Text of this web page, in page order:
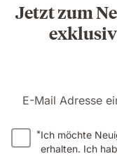
Jetzt zum
exklusiv
E-Mail Adresse
*Ich möchte
erhalten. Ich